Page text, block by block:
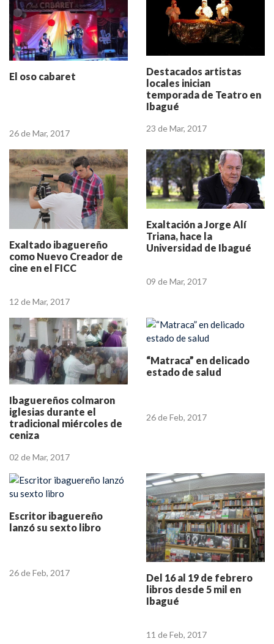
El oso cabaret
26 de Mar, 2017
Destacados artistas
locales inician
temporada de Teatro en
Ibagué
23 de Mar, 2017
Exaltado ibaguereño
como Nuevo Creador de
cine en el FICC
12 de Mar, 2017
Exaltación a Jorge Alí
Triana, hace la
Universidad de Ibagué
09 de Mar, 2017
Ibaguereños colmaron
iglesias durante el
tradicional miércoles de
ceniza
02 de Mar, 2017
“Matraca” en delicado
estado de salud
26 de Feb, 2017
Escritor ibaguereño
lanzó su sexto libro
26 de Feb, 2017
Del 16 al 19 de febrero
libros desde 5 mil en
Ibagué
11 de Feb, 2017